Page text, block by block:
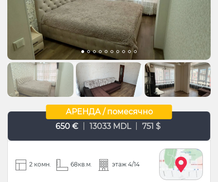
АРЕНДА / помесячно
650 €
13033 MDL 751 $
2 комн. 68кв.м. этаж 4/14